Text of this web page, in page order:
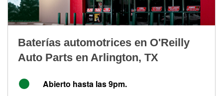
Baterías automotrices en O'Reilly
Auto Parts en Arlington, TX
Abierto hasta las 9pm.